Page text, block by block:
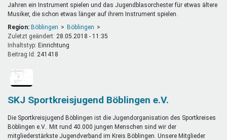
Jahren ein Instrument spielen und das Jugendblasorchester für etwas ältere
Musiker, die schon etwas länger auf ihrem Instrument spielen.
Region: Böblingen
Böblingen
Zuletzt geändert: 28.05.2018 - 11:35
Inhaltstyp:
einrichtung
Beitrag Id: 241418
SKJ Sportkreisjugend Böblingen e.V.
Die Sportkreisjugend Böblingen ist die Jugendorganisation des Sportkreises
Böblingen e.V.. Mit rund 40.000 jungen Menschen sind wir der
mitgliederstärkste Jugendverband im Kreis Böblingen. Unsere Mitglieder